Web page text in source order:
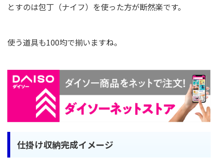
とすのは包丁（ナイフ）を使った方が断然楽です。
使う道具も100均で揃いますね。
仕掛け収納完成イメージ